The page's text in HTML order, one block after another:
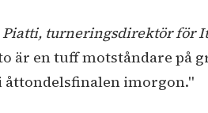
turneringsdirektör för
imorgon."